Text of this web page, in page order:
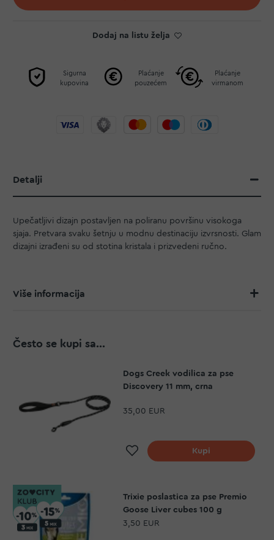
Dodaj na listu želja
Sigurna
kupovina
Plaćanje
pouzećem
Plaćanje
virmanom
Detalji
Upečatljivi dizajn postavljen na poliranu površinu visokoga
sjaja. Pretvara svaku šetnju u modnu destinaciju izvrsnosti. Glam
dizajni izrađeni su od stotina kristala i prizvedeni ručno.
Više informacija
Često se kupi sa...
Dogs Creek vodilica za pse
Discovery 11 mm, crna
35,00 EUR
Dodaj na listu želja
Kupi
Trixie poslastica za pse Premio
Goose Liver cubes 100 g
3,50 EUR